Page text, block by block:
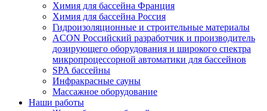
Химия для бассейна Франция
Химия для бассейна Россия
Гидроизоляционные и строительные материалы
ACON Российский разработчик и производитель
дозирующего оборудования и широкого спектра
микропроцессорной автоматики для бассейнов
SPA бассейны
Инфракрасные сауны
Массажное оборудование
Наши работы